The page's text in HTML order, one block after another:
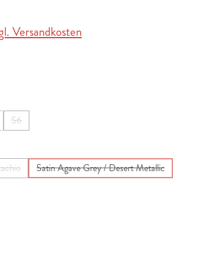
Versandkosten
ist zurzeit nicht verfügbar.)
S6
(Diese Option ist zurzeit nicht verfügbar.)
ist zurzeit nicht verfügbar.)
Satin Agave Grey / Desert Metallic
(Diese Option ist zurzeit nicht